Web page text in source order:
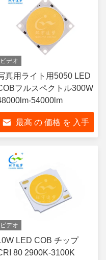
ビデオ
真用ライト用5050 LED
フルスペクトル300W
54000lm
最高 の 価格 を 入手
ビデオ
LED COB チップ
80 2900K-3100K